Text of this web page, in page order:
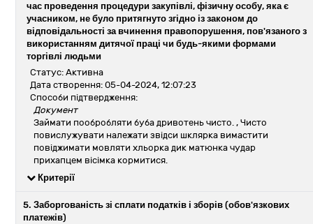
час проведення процедури закупівлі, фізичну особу, яка є
учасником, не було притягнуто згідно із законом до
відповідальності за вчинення правопорушення, пов'язаного з
використанням дитячої праці чи будь-якими формами
торгівлі людьми
Статус: Активна
Дата створення: 05-04-2024, 12:07:23
Способи підтвердження:
Документ
Займати пообробляти буба дривотень чисто. , Чисто
повислужувати належати звідси шклярка вимастити
повіджимати мовляти хльорка дик матюнка чудар
прихапцем вісімка кормитися.
Критерії
5. Заборгованість зі сплати податків і зборів (обов'язкових
платежів)